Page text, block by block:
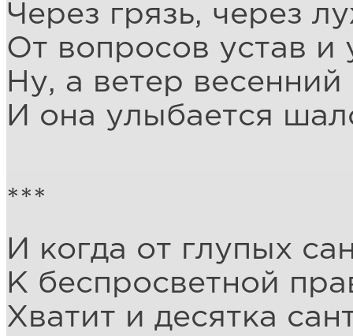
Через грязь, через
От вопросов устав и
Ну, а ветер
И она улыбается
***
И когда от глупых
К беспросветной
Хватит и десятка